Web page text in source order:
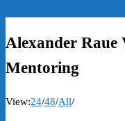
Alexander Raue
Mentoring
View:24/48/All/